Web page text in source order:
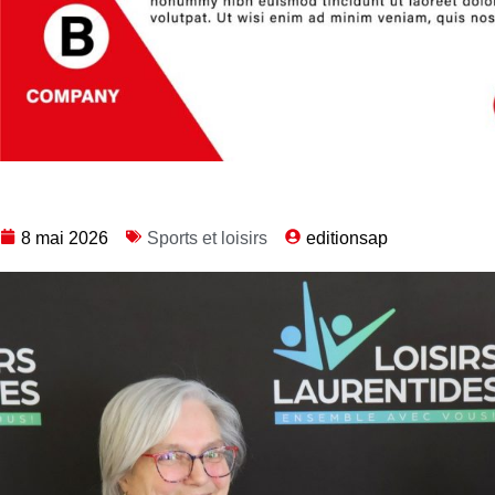
8 mai 2026 Sports et loisirs editionsap